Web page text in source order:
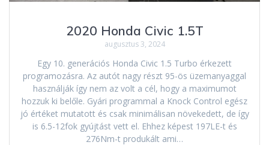
2020 Honda Civic 1.5T
augusztus 3, 2024
Egy 10. generációs Honda Civic 1.5 Turbo érkezett
programozásra. Az autót nagy részt 95-ös üzemanyaggal
használják így nem az volt a cél, hogy a maximumot
hozzuk ki belőle. Gyári programmal a Knock Control egész
jó értéket mutatott és csak minimálisan növekedett, de így
is 6.5-12fok gyújtást vett el. Ehhez képest 197LE-t és
276Nm-t produkált ami…